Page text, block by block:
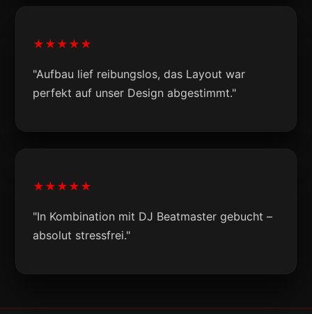
★★★★★
"Aufbau lief reibungslos, das Layout war
perfekt auf unser Design abgestimmt."
★★★★★
"In Kombination mit DJ Beatmaster gebucht –
absolut stressfrei."